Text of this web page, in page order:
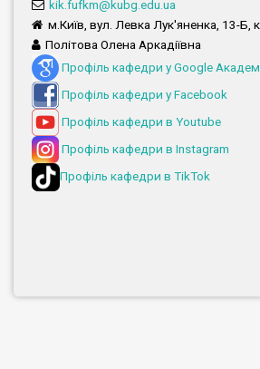
kik.fufkm@kubg.edu.ua
м.Київ, вул. Левка Лук'яненка, 13-Б,
Політова Олена Аркадіївна
Профіль кафедри у Google
Профіль кафедри у Facebook
Профіль кафедри в Youtube
Профіль кафедри в Instagram
Профіль кафедри в TikTok